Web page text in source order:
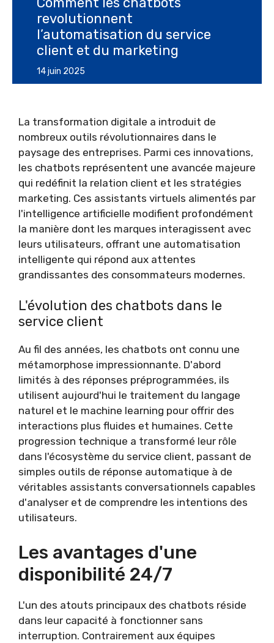
revolutionnent
l’automatisation du service
client et du marketing
14 juin 2025
La transformation digitale a introduit de
nombreux outils révolutionnaires dans le
paysage des entreprises. Parmi ces innovations,
les chatbots représentent une avancée majeure
qui redéfinit la relation client et les stratégies
marketing. Ces assistants virtuels alimentés par
l'intelligence artificielle modifient profondément
la manière dont les marques interagissent avec
leurs utilisateurs, offrant une automatisation
intelligente qui répond aux attentes
grandissantes des consommateurs modernes.
L'évolution des chatbots dans le
service client
Au fil des années, les chatbots ont connu une
métamorphose impressionnante. D'abord
limités à des réponses préprogrammées, ils
utilisent aujourd'hui le traitement du langage
naturel et le machine learning pour offrir des
interactions plus fluides et humaines. Cette
progression technique a transformé leur rôle
dans l'écosystème du service client, passant de
simples outils de réponse automatique à de
véritables assistants conversationnels capables
d'analyser et de comprendre les intentions des
utilisateurs.
Les avantages d'une
disponibilité 24/7
L'un des atouts principaux des chatbots réside
dans leur capacité à fonctionner sans
interruption. Contrairement aux équipes